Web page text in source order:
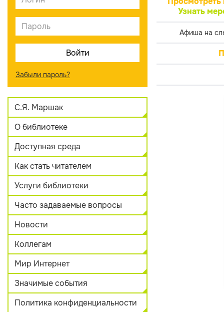
Забыли пароль?
С.Я. Маршак
О библиотеке
Доступная среда
Как стать читателем
Услуги библиотеки
Часто задаваемые вопросы
Новости
Коллегам
Мир Интернет
Значимые события
Политика конфиденциальности
Узнать
Афиша на